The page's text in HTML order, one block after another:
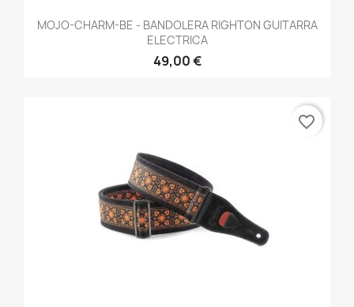
MOJO-CHARM-BE - BANDOLERA RIGHTON GUITARRA
ELECTRICA
49,00 €
favorite_border